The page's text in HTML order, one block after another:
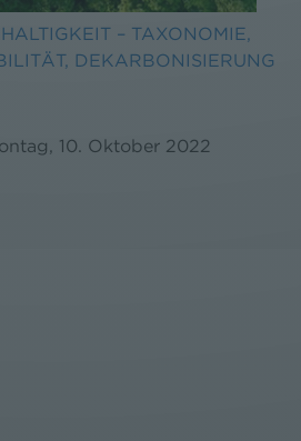
– TAXONOMIE,
DEKARBONISIERUNG
10. Oktober 2022